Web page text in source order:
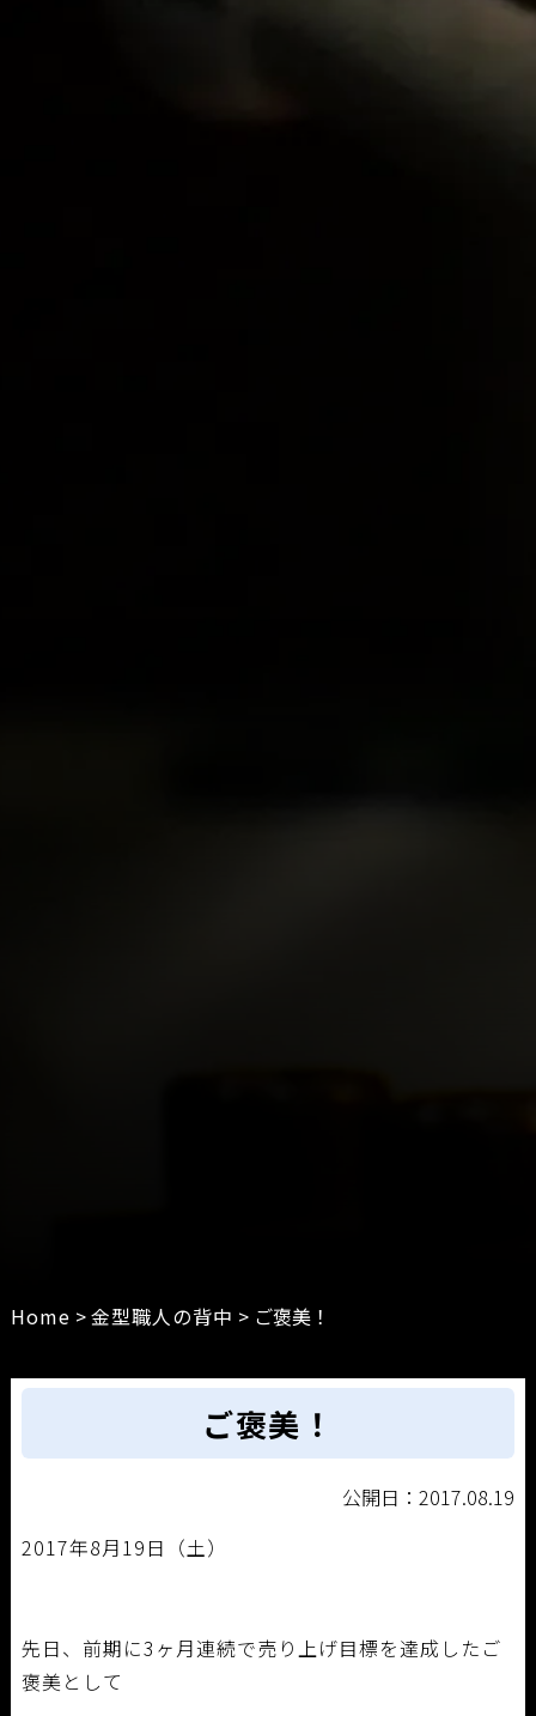
Home >金型職人の背中 > ご褒美！
ご褒美！
公開日：2017.08.19
2017年8月19日（土）
先日、前期に3ヶ月連続で売り上げ目標を達成したご
褒美として